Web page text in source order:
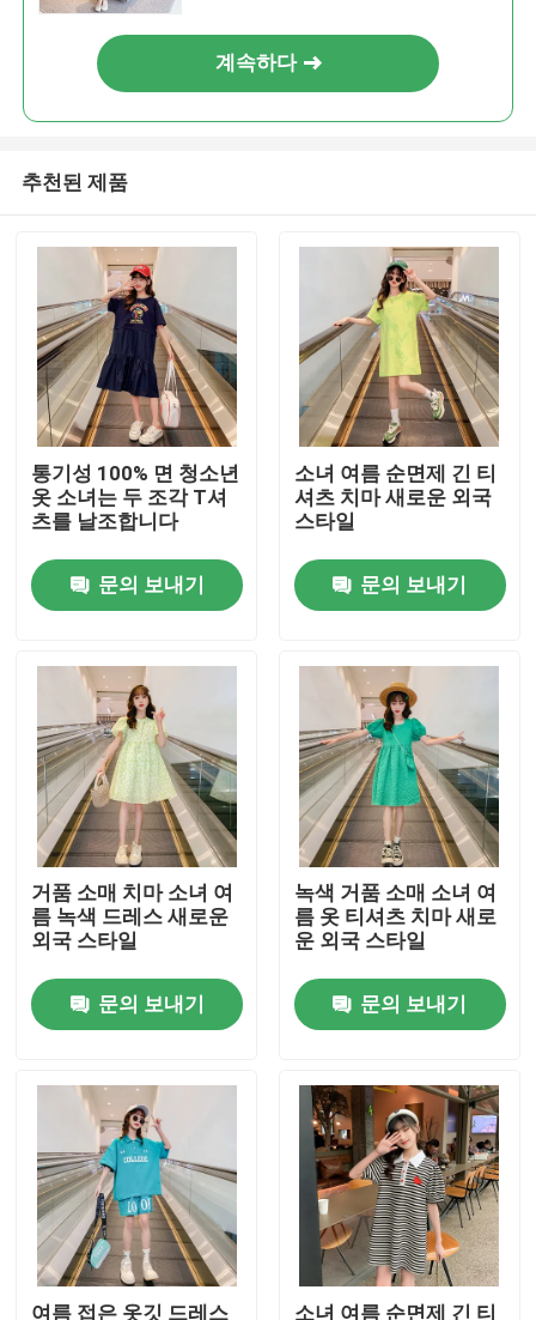
회사 소개
접촉
제품 소개
패션 아동복
어린 소녀 옷
십대 소년 의류
아동복 세트
따뜻한 아동복
아동 바지
계속하다
추천된 제품
통기성 100% 면 청소년
옷 소녀는 두 조각 T셔
츠를 날조합니다
문의 보내기
소녀 여름 순면제 긴 티
셔츠 치마 새로운 외국
스타일
문의 보내기
거품 소매 치마 소녀 여
름 녹색 드레스 새로운
외국 스타일
문의 보내기
녹색 거품 소매 소녀 여
름 옷 티셔츠 치마 새로
운 외국 스타일
문의 보내기
여름 접은 옷깃 드레스 소녀 여름 순면제 긴 티